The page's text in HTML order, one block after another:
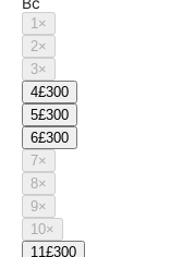
1×
2×
3×
4£300
5£300
6£300
7×
8×
9×
10×
11£300